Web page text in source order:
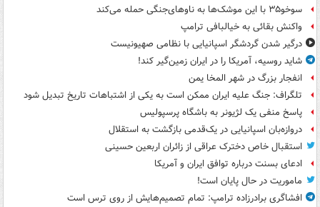
سوخو۳۵ با این موشک‌ها به ناوهای‌جنگی حمله می‌کند
واکنش بقائی به خیالبافی ترامپ
درگیر شدن گردشگر اسپانیایی با نظامی صهیونیست
شاید روسیه، آمریکا را در ایران زمین‌گیر کند!
انفجار بزرگ در شهر المخا یمن
تلگراف: جنگ علیه ایران ممکن است به یکی از اشتباهات تاریخ تبدیل شود
پاسخ منفی یک لژیونر به باشگاه پرسپولیس
دروازه‌بان اسپانیایی در یک‌قدمی بازگشت به استقلال
استقبال خاص دخترک عراقی از زائران اربعین حسینی
ادعای بسنت درباره توافق ایران و آمریکا
ماموریت در حال پایان است!
افشاگری برادرزاده ترامپ: تمام تصمیم‌هایش از روی ترس است